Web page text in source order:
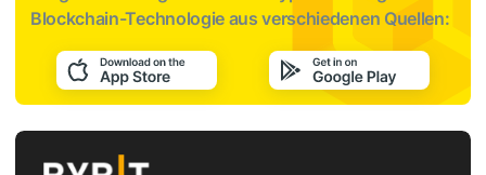
Blockchain-Technologie aus verschiedenen Quellen: